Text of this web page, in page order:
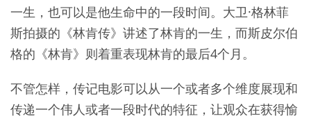
一生，也可以是他生命中的一段时间。大卫·格林菲
斯拍摄的《林肯传》讲述了林肯的一生，而斯皮尔伯
格的《林肯》则着重表现林肯的最后4个月。
不管怎样，传记电影可以从一个或者多个维度展现和
传递一个伟人或者一段时代的特征，让观众在获得愉